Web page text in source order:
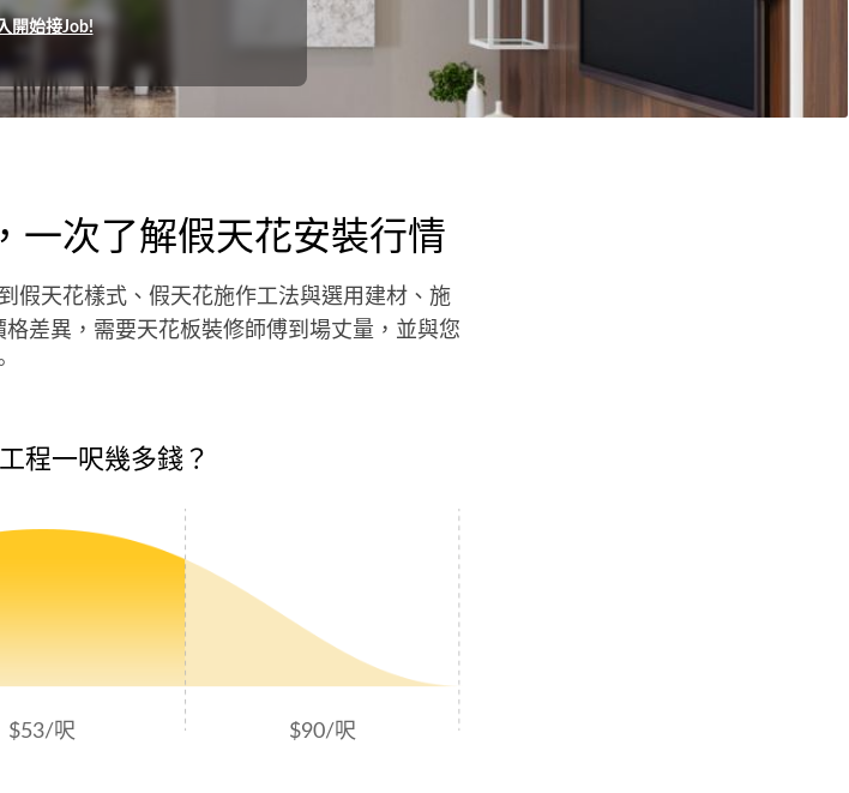
開始接Job!
一次了解假天花安裝行情
假天花樣式、假天花施作工法與選用建材、施
差異，需要天花板裝修師傅到場丈量，並與您
程一呎幾多錢？
$53/呎 $90/呎